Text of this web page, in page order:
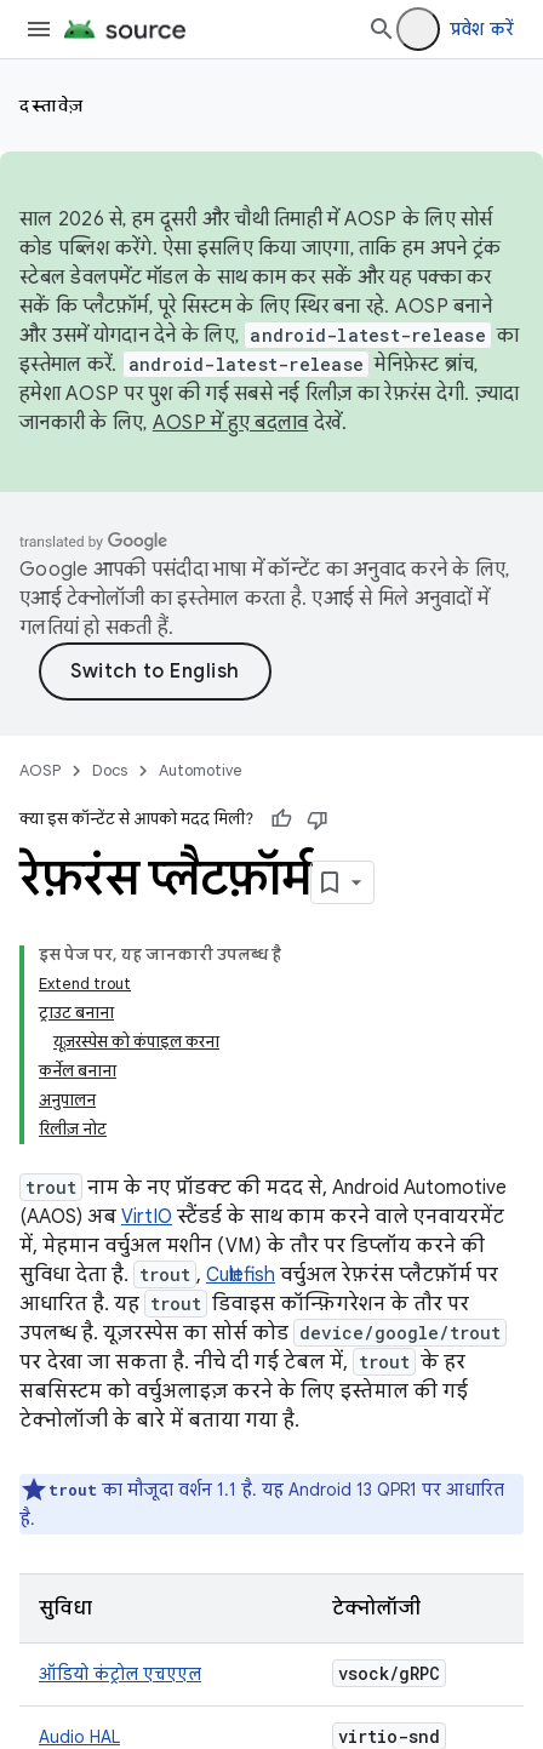
प्रवेश करें
दस्तावेज़
साल 2026 से, हम दूसरी और चौथी तिमाही में AOSP के लिए सोर्स
कोड पब्लिश करेंगे. ऐसा इसलिए किया जाएगा, ताकि हम अपने ट्रंक
स्टेबल डेवलपमेंट मॉडल के साथ काम कर सकें और यह पक्का कर
सकें कि प्लैटफ़ॉर्म, पूरे सिस्टम के लिए स्थिर बना रहे. AOSP बनाने
और उसमें योगदान देने के लिए, android-latest-release का
इस्तेमाल करें.
android-latest-release मेनिफ़ेस्ट ब्रांच,
हमेशा AOSP पर पुश की गई सबसे नई रिलीज़ का रेफ़रंस देगी. ज़्यादा
जानकारी के लिए, AOSP में हुए बदलावदेखें.
Google आपकी पसंदीदा भाषा में कॉन्टेंट का अनुवाद करने के लिए,
एआई टेक्नोलॉजी का इस्तेमाल करता है. एआई से मिले अनुवादों में
गलतियां हो सकती हैं.
AOSP Docs Automotive
क्या इस कॉन्टेंट से आपको मदद मिली?
रेफ़रंस प्लैटफ़ॉर्म
इस पेज पर, यह जानकारी उपलब्ध है
Extend trout
ट्राउट बनाना
यूज़रस्पेस को कंपाइल करना
कर्नेल बनाना
अनुपालन
रिलीज़ नोट
trout नाम के नए प्रॉडक्ट की मदद से, Android Automotive
(AAOS) अब VirtIO स्टैंडर्ड के साथ काम करने वाले एनवायरमेंट
में, मेहमान वर्चुअल मशीन (VM) के तौर पर डिप्लॉय करने की
सुविधा देता है. trout , Cuttlefish वर्चुअल रेफ़रंस प्लैटफ़ॉर्म पर
आधारित है. यह trout डिवाइस कॉन्फ़िगरेशन के तौर पर
उपलब्ध है. यूज़रस्पेस का सोर्स कोड device/google/trout
पर देखा जा सकता है. नीचे दी गई टेबल में, trout के हर
सबसिस्टम को वर्चुअलाइज़ करने के लिए इस्तेमाल की गई
टेक्नोलॉजी के बारे में बताया गया है.
trout का मौजूदा वर्शन 1.1 है. यह Android 13 QPR1 पर आधारित
है.
सुविधा टेक्नोलॉजी
ऑडियो कंट्रोल एचएएल vsock/gRPC
Audio HAL virtio-snd